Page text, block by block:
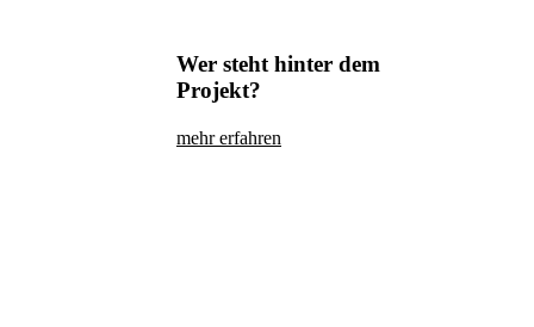
Wer steht hinter dem
Projekt?
mehr erfahren